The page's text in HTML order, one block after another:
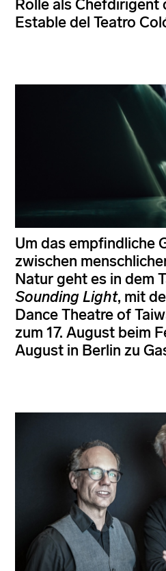
Rolle als Chefdirigent
Estable del Teatro
Um das empfindliche
zwischen
Natur geht es in dem
Sounding Light, mit
Dance Theatre of
zum 17. August beim
August in Berlin zu